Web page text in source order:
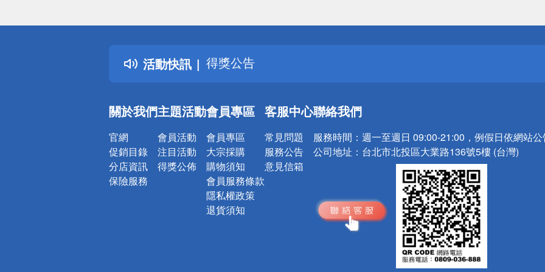
活動快訊
詐騙網頁！請小心！
得獎公告
熱門話題
銀行優惠
詐騙網頁！請小心！
關於我們
官網
促銷目錄
分店資訊
保險服務
主題活動
會員活動
注目活動
得獎公佈
會員專區
會員專區
大宗採購
購物須知
會員服務條款
隱私權政策
退貨須知
客服中心
常見問題
服務公告
意見信箱
聯絡我們
服務時間： 週一至週日 09:00-21:00，例假日依網站
公司地址： 台北市北投區大業路136號5樓 (台灣)